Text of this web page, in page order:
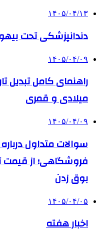
۱۴۰۵/۰۴/۱۳
دندانپزشکی تحت
۱۴۰۵/۰۴/۰۹
راهنمای کامل تبدیل
میلادی و قمری
۱۴۰۵/۰۴/۰۹
سوالات متداول
فروشگاهی؛ از
بوق زدن
۱۴۰۵/۰۴/۰۵
اخبار هفته